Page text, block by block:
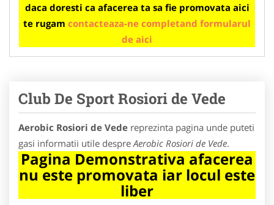
daca doresti ca afacerea ta sa fie promovata aici
te rugam contacteaza-ne completand formularul
de aici
Club De Sport Rosiori de Vede
Aerobic Rosiori de Vede reprezinta pagina unde puteti
gasi informatii utile despre Aerobic Rosiori de Vede.
Pagina Demonstrativa afacerea
nu este promovata iar locul este
liber